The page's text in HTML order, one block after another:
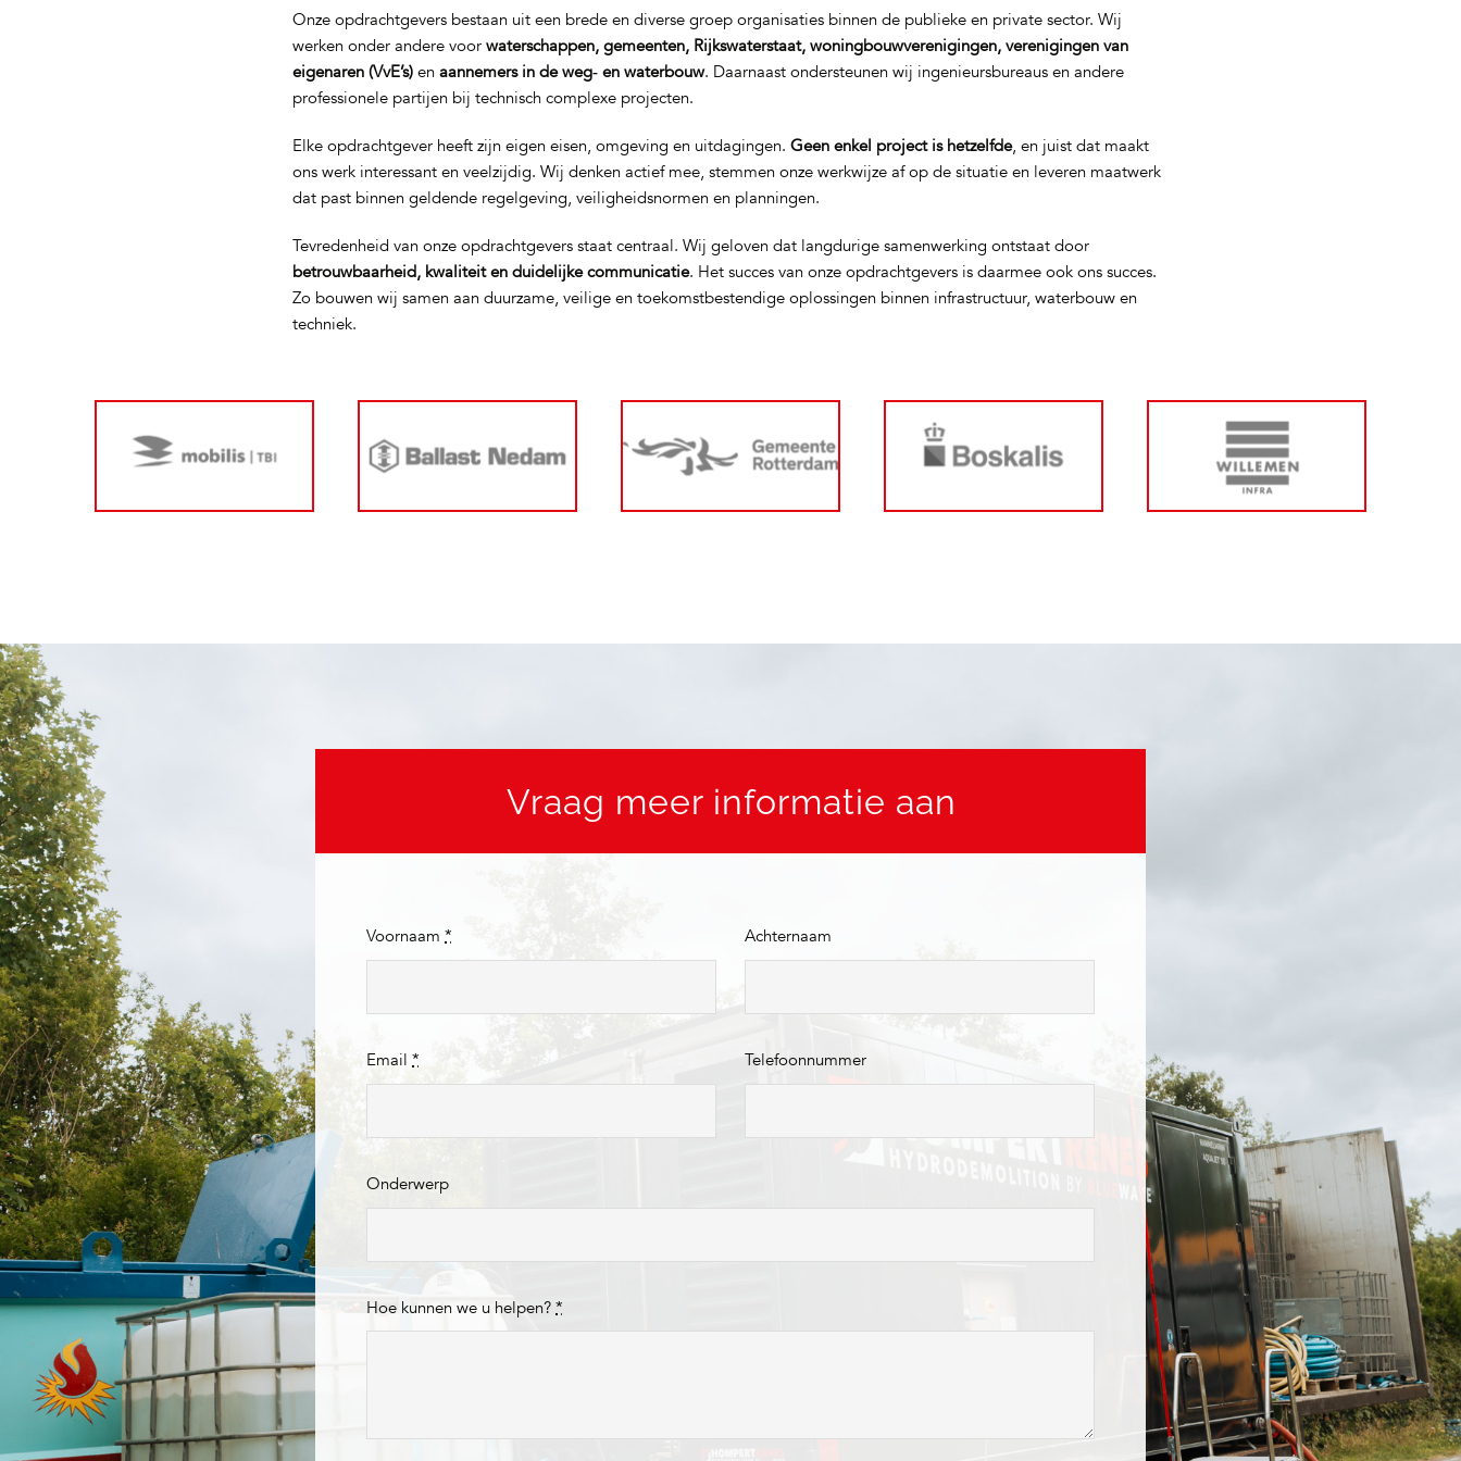
Onze opdrachtgevers bestaan uit een brede en diverse groep organisaties binnen de publieke en private sector. Wij
werken onder andere voorwaterschappen, gemeenten, Rijkswaterstaat, woningbouwverenigingen, verenigingen van
eigenaren (VvE’s) enaannemers in de weg‑ en waterbouw. Daarnaast ondersteunen wij ingenieursbureaus en andere
professionele partijen bij technisch complexe projecten.
Elke opdrachtgever heeft zijn eigen eisen, omgeving en uitdagingen.Geen enkel project is hetzelfde, en juist dat maakt
ons werk interessant en veelzijdig. Wij denken actief mee, stemmen onze werkwijze af op de situatie en leveren maatwerk
dat past binnen geldende regelgeving, veiligheidsnormen en planningen.
Tevredenheid van onze opdrachtgevers staat centraal. Wij geloven dat langdurige samenwerking ontstaat door
betrouwbaarheid, kwaliteit en duidelijke communicatie. Het succes van onze opdrachtgevers is daarmee ook ons succes.
Zo bouwen wij samen aan duurzame, veilige en toekomstbestendige oplossingen binnen infrastructuur, waterbouw en
techniek.
Vraag meer informatie aan
Voornaam*
Email*
Achternaam
Telefoonnummer
Onderwerp
Hoe kunnen we u helpen?*